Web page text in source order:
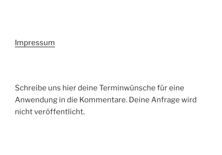
Impressum
Schreibe uns hier deine Terminwünsche für eine
Anwendung in die Kommentare. Deine Anfrage wird
nicht veröffentlicht.